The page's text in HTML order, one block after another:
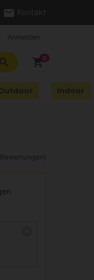
Kontakt
shopping_cart
search
Indoor
Anmelden